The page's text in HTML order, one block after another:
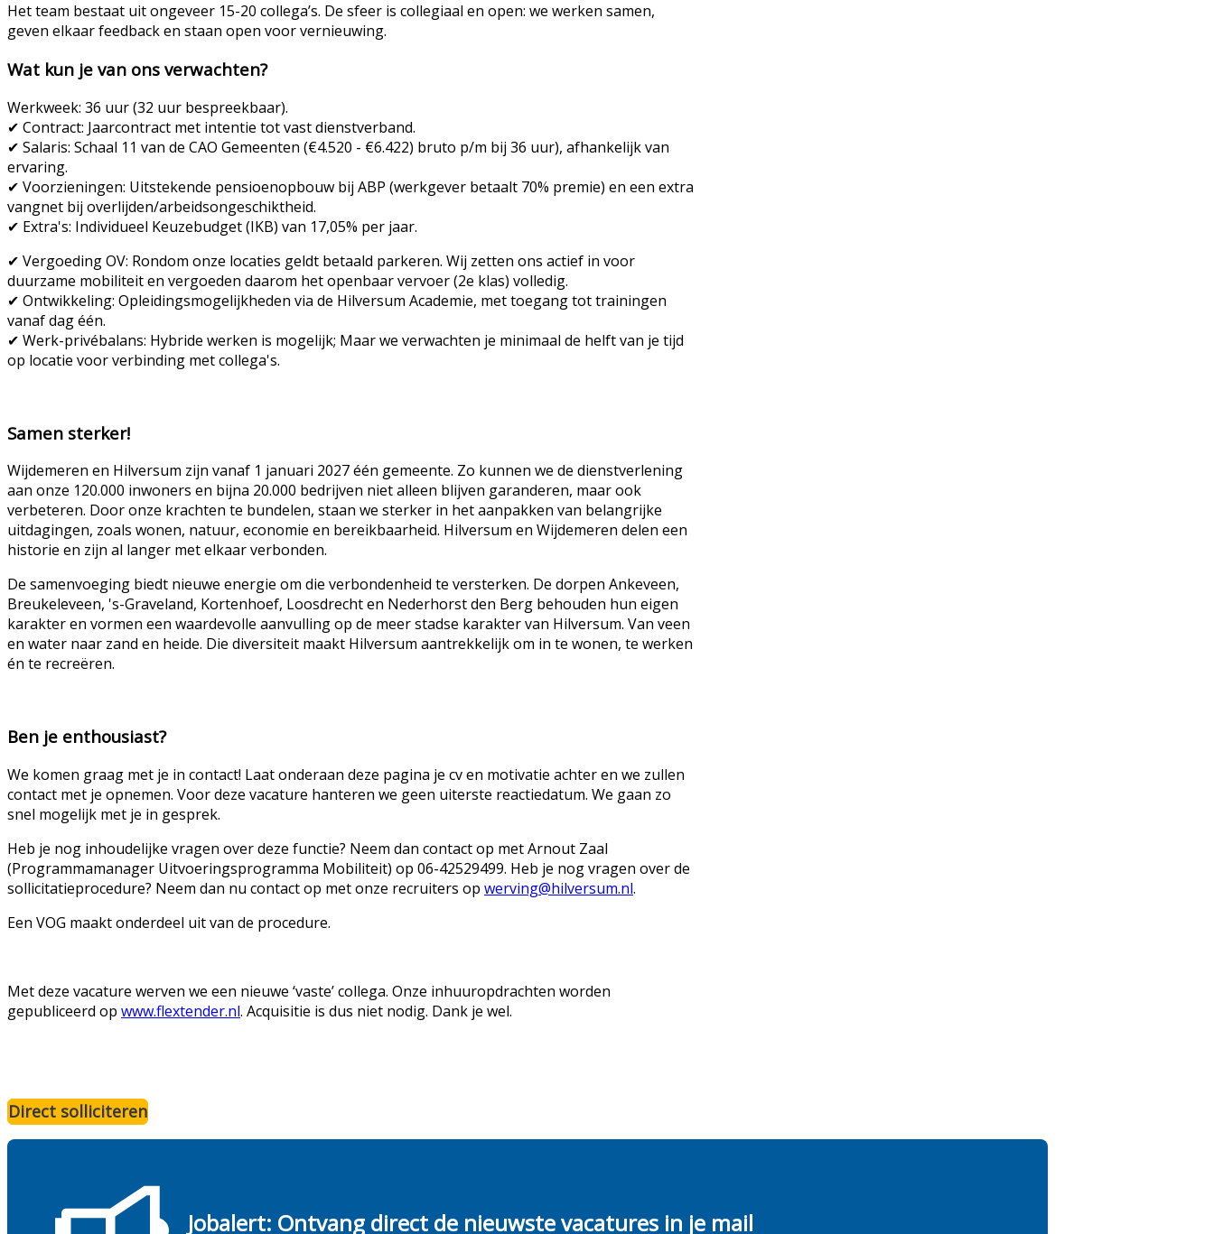
Het team bestaat uit ongeveer 15-20 collega’s. De sfeer is collegiaal en open: we werken samen,
geven elkaar feedback en staan open voor vernieuwing.
Wat kun je van ons verwachten?
Werkweek: 36 uur (32 uur bespreekbaar).
✔ Contract: Jaarcontract met intentie tot vast dienstverband.
✔ Salaris: Schaal 11 van de CAO Gemeenten (€4.520 - €6.422) bruto p/m bij 36 uur), afhankelijk van
ervaring.
✔ Voorzieningen: Uitstekende pensioenopbouw bij ABP (werkgever betaalt 70% premie) en een extra
vangnet bij overlijden/arbeidsongeschiktheid.
✔ Extra's: Individueel Keuzebudget (IKB) van 17,05% per jaar.
✔ Vergoeding OV: Rondom onze locaties geldt betaald parkeren. Wij zetten ons actief in voor
duurzame mobiliteit en vergoeden daarom het openbaar vervoer (2e klas) volledig.
✔ Ontwikkeling: Opleidingsmogelijkheden via de Hilversum Academie, met toegang tot trainingen
vanaf dag één.
✔ Werk-privébalans: Hybride werken is mogelijk; Maar we verwachten je minimaal de helft van je tijd
op locatie voor verbinding met collega's.
Samen sterker!
Wijdemeren en Hilversum zijn vanaf 1 januari 2027 één gemeente. Zo kunnen we de dienstverlening
aan onze 120.000 inwoners en bijna 20.000 bedrijven niet alleen blijven garanderen, maar ook
verbeteren. Door onze krachten te bundelen, staan we sterker in het aanpakken van belangrijke
uitdagingen, zoals wonen, natuur, economie en bereikbaarheid. Hilversum en Wijdemeren delen een
historie en zijn al langer met elkaar verbonden.
De samenvoeging biedt nieuwe energie om die verbondenheid te versterken. De dorpen Ankeveen,
Breukeleveen, 's-Graveland, Kortenhoef, Loosdrecht en Nederhorst den Berg behouden hun eigen
karakter en vormen een waardevolle aanvulling op de meer stadse karakter van Hilversum. Van veen
en water naar zand en heide. Die diversiteit maakt Hilversum aantrekkelijk om in te wonen, te werken
én te recreëren.
Ben je enthousiast?
We komen graag met je in contact! Laat onderaan deze pagina je cv en motivatie achter en we zullen
contact met je opnemen. Voor deze vacature hanteren we geen uiterste reactiedatum. We gaan zo
snel mogelijk met je in gesprek.
Heb je nog inhoudelijke vragen over deze functie? Neem dan contact op met Arnout Zaal
(Programmamanager Uitvoeringsprogramma Mobiliteit) op 06-42529499. Heb je nog vragen over de
sollicitatieprocedure? Neem dan nu contact op met onze recruiters op werving@hilversum.nl.
Een VOG maakt onderdeel uit van de procedure.
Met deze vacature werven we een nieuwe ‘vaste’ collega. Onze inhuuropdrachten worden
gepubliceerd op www.flextender.nl. Acquisitie is dus niet nodig. Dank je wel.
Direct solliciteren
Jobalert: Ontvang direct de nieuwste vacatures in je mail